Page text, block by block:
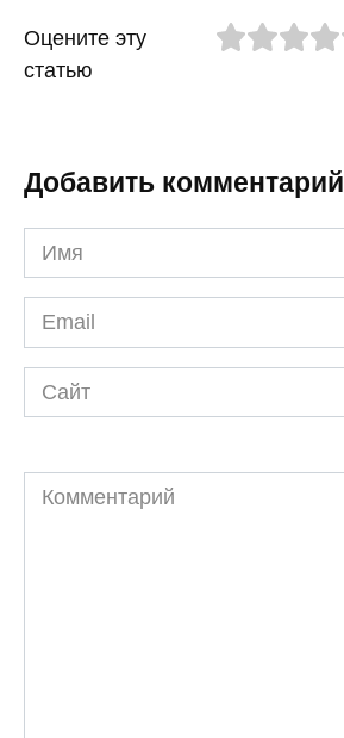
Оцените эту
статью
Добавить комментарий
Имя
*
Email
*
Сайт
Комментарий